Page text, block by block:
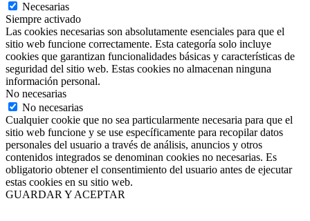
Necesarias
Siempre activado
Las cookies necesarias son absolutamente esenciales para que el
sitio web funcione correctamente. Esta categoría solo incluye
cookies que garantizan funcionalidades básicas y características de
seguridad del sitio web. Estas cookies no almacenan ninguna
información personal.
No necesarias
No necesarias
Cualquier cookie que no sea particularmente necesaria para que el
sitio web funcione y se use específicamente para recopilar datos
personales del usuario a través de análisis, anuncios y otros
contenidos integrados se denominan cookies no necesarias. Es
obligatorio obtener el consentimiento del usuario antes de ejecutar
estas cookies en su sitio web.
GUARDAR Y ACEPTAR